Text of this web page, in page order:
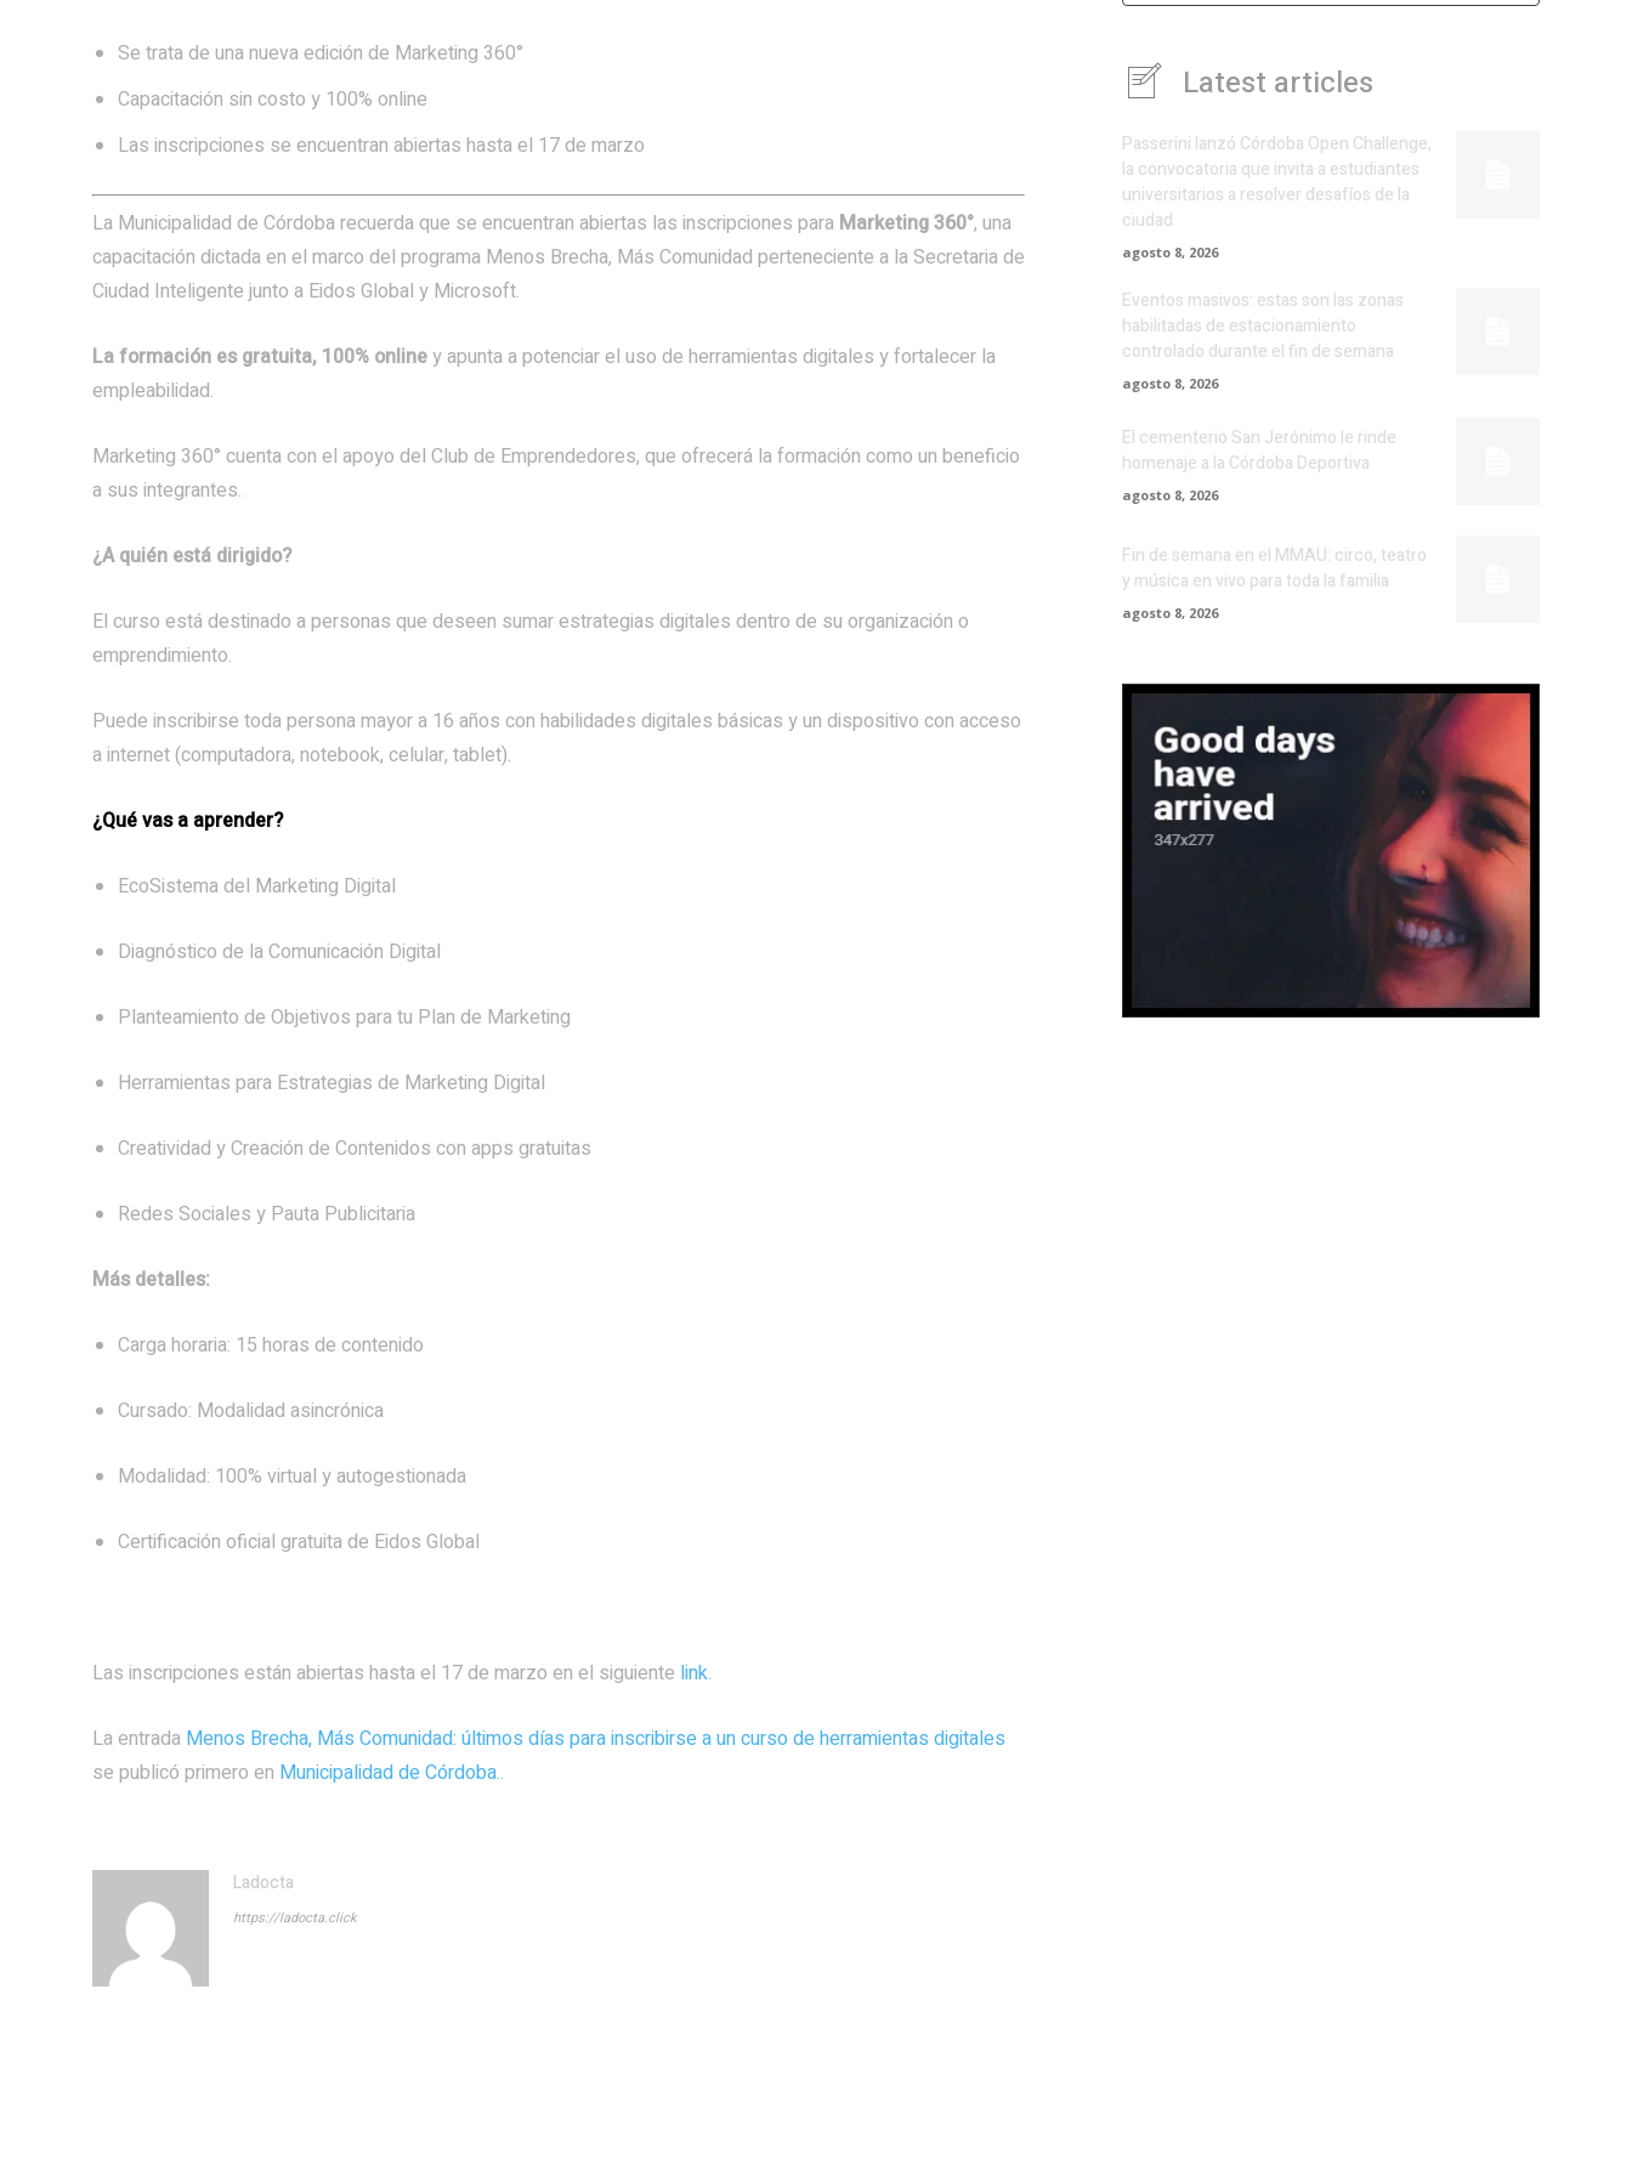
Se trata de una nueva edición de Marketing 360°
Capacitación sin costo y 100% online
Las inscripciones se encuentran abiertas hasta el 17 de marzo
La Municipalidad de Córdoba recuerda que se encuentran abiertas las inscripciones para Marketing 360°, una
capacitación dictada en el marco del programa Menos Brecha, Más Comunidad perteneciente a la Secretaria de
Ciudad Inteligente junto a Eidos Global y Microsoft.
La formación es gratuita, 100% onliney apunta a potenciar el uso de herramientas digitales y fortalecer la
empleabilidad.
Marketing 360° cuenta con el apoyo del Club de Emprendedores, que ofrecerá la formación como un beneficio
a sus integrantes.
¿A quién está dirigido?
El curso está destinado a personas que deseen sumar estrategias digitales dentro de su organización o
emprendimiento.
Puede inscribirse toda persona mayor a 16 años con habilidades digitales básicas y un dispositivo con acceso
a internet (computadora, notebook, celular, tablet).
¿Qué vas a aprender?
EcoSistema del Marketing Digital
Diagnóstico de la Comunicación Digital
Planteamiento de Objetivos para tu Plan de Marketing
Herramientas para Estrategias de Marketing Digital
Creatividad y Creación de Contenidos con apps gratuitas
Redes Sociales y Pauta Publicitaria
Más detalles:
Carga horaria: 15 horas de contenido
Cursado: Modalidad asincrónica
Modalidad: 100% virtual y autogestionada
Certificación oficial gratuita de Eidos Global
Las inscripciones están abiertas hasta el 17 de marzo en el siguiente link.
La entrada Menos Brecha, Más Comunidad: últimos días para inscribirse a un curso de herramientas digitales
se publicó primero en Municipalidad de Córdoba..
Ladocta
https://ladocta.click
Latest articles
Passerini lanzó Córdoba Open Challenge,
la convocatoria que invita a estudiantes
universitarios a resolver desafíos de la
ciudad
agosto 8, 2026
Eventos masivos: estas son las zonas
habilitadas de estacionamiento
controlado durante el fin de semana
agosto 8, 2026
El cementerio San Jerónimo le rinde
homenaje a la Córdoba Deportiva
agosto 8, 2026
Fin de semana en el MMAU: circo, teatro
y música en vivo para toda la familia
agosto 8, 2026